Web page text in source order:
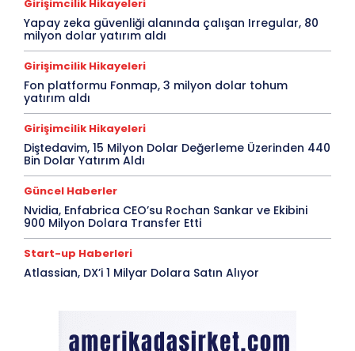
Girişimcilik Hikayeleri
Yapay zeka güvenliği alanında çalışan Irregular, 80
milyon dolar yatırım aldı
Girişimcilik Hikayeleri
Fon platformu Fonmap, 3 milyon dolar tohum
yatırım aldı
Girişimcilik Hikayeleri
Diştedavim, 15 Milyon Dolar Değerleme Üzerinden 440
Bin Dolar Yatırım Aldı
Güncel Haberler
Nvidia, Enfabrica CEO’su Rochan Sankar ve Ekibini
900 Milyon Dolara Transfer Etti
Start-up Haberleri
Atlassian, DX’i 1 Milyar Dolara Satın Alıyor